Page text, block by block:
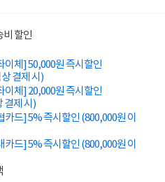
비 할인
이체] 50,000원 즉시할인
결제 시)
이체] 20,000원 즉시할인
결제 시)
카드] 5% 즉시할인 (800,000원 이
카드] 5% 즉시할인 (800,000원 이